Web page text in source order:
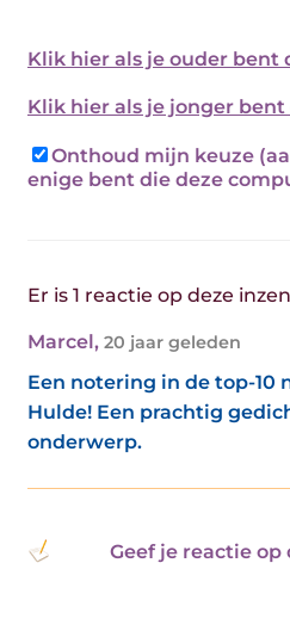
Klik hier als je ouder bent
Klik hier als je jonger bent
Onthoud mijn keuze
enige bent die deze
Er is 1 reactie op deze
Marcel, 20 jaar geleden
Een notering in de top-10
Hulde! Een prachtig
onderwerp.
Geef je reactie